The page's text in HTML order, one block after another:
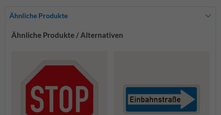
Ähnliche Produkte
Ähnliche Produkte / Alternativen